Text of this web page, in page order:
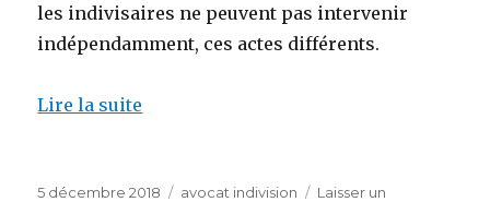
les indivisaires ne peuvent pas intervenir
indépendamment, ces actes différents.
Lire la suite
Publié
5 décembre 2018 Catégories
avocat indivision
Laisser un